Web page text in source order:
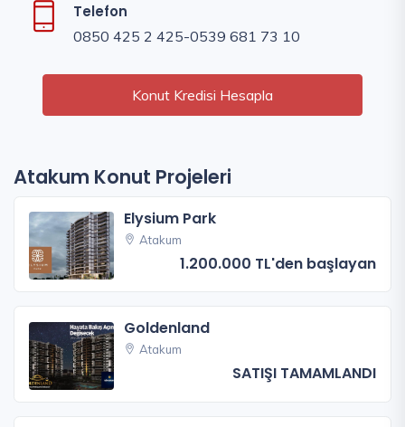
Telefon
0850 425 2 425-0539 681 73 10
Konut Kredisi Hesapla
Atakum Konut Projeleri
Elysium Park
Atakum
1.200.000 TL'den başlayan
Goldenland
Atakum
SATIŞI TAMAMLANDI